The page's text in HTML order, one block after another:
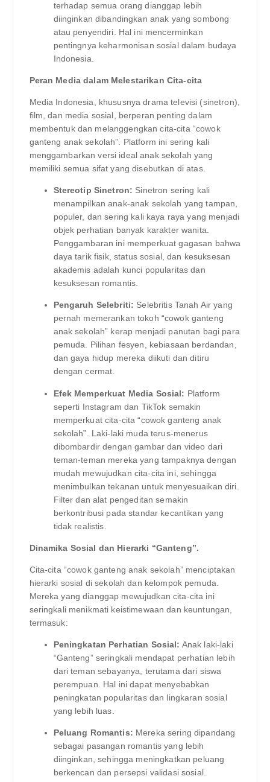
terhadap semua orang dianggap lebih
diinginkan dibandingkan anak yang sombong
atau penyendiri. Hal ini mencerminkan
pentingnya keharmonisan sosial dalam budaya
Indonesia.
Peran Media dalam Melestarikan Cita-cita
Media Indonesia, khususnya drama televisi (sinetron),
film, dan media sosial, berperan penting dalam
membentuk dan melanggengkan cita-cita “cowok
ganteng anak sekolah”. Platform ini sering kali
menggambarkan versi ideal anak sekolah yang
memiliki semua sifat yang disebutkan di atas.
Stereotip Sinetron: Sinetron sering kali
menampilkan anak-anak sekolah yang tampan,
populer, dan sering kali kaya raya yang menjadi
objek perhatian banyak karakter wanita.
Penggambaran ini memperkuat gagasan bahwa
daya tarik fisik, status sosial, dan kesuksesan
akademis adalah kunci popularitas dan
kesuksesan romantis.
Pengaruh Selebriti: Selebritis Tanah Air yang
pernah memerankan tokoh “cowok ganteng
anak sekolah” kerap menjadi panutan bagi para
pemuda. Pilihan fesyen, kebiasaan berdandan,
dan gaya hidup mereka diikuti dan ditiru
dengan cermat.
Efek Memperkuat Media Sosial: Platform
seperti Instagram dan TikTok semakin
memperkuat cita-cita “cowok ganteng anak
sekolah”. Laki-laki muda terus-menerus
dibombardir dengan gambar dan video dari
teman-teman mereka yang tampaknya dengan
mudah mewujudkan cita-cita ini, sehingga
menimbulkan tekanan untuk menyesuaikan diri.
Filter dan alat pengeditan semakin
berkontribusi pada standar kecantikan yang
tidak realistis.
Dinamika Sosial dan Hierarki “Ganteng”.
Cita-cita “cowok ganteng anak sekolah” menciptakan
hierarki sosial di sekolah dan kelompok pemuda.
Mereka yang dianggap mewujudkan cita-cita ini
seringkali menikmati keistimewaan dan keuntungan,
termasuk:
Peningkatan Perhatian Sosial: Anak laki-laki
“Ganteng” seringkali mendapat perhatian lebih
dari teman sebayanya, terutama dari siswa
perempuan. Hal ini dapat menyebabkan
peningkatan popularitas dan lingkaran sosial
yang lebih luas.
Peluang Romantis: Mereka sering dipandang
sebagai pasangan romantis yang lebih
diinginkan, sehingga meningkatkan peluang
berkencan dan persepsi validasi sosial.